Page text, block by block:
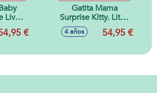
Live
de
y
€
Gatita Mama
Surprise Kitty. Little
Live Pets. Cuida y
alimenta a la Mama
sonidos.
4 años 54,95 €